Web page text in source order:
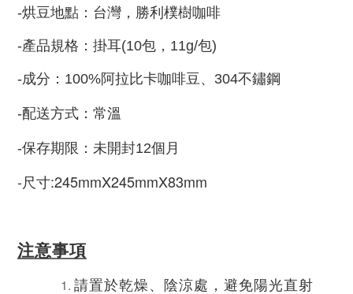
-烘豆地點：台灣，勝利樸樹咖啡
-產品規格： 掛耳(10包，11g/包)
-成分：100%阿拉比卡咖啡豆、 304不鏽鋼
-配送方式：常溫
-保存期限：未開封12個月
-尺寸:245mmX245mmX83mm
注意事項
請置於乾燥、陰涼處，避免陽光直射